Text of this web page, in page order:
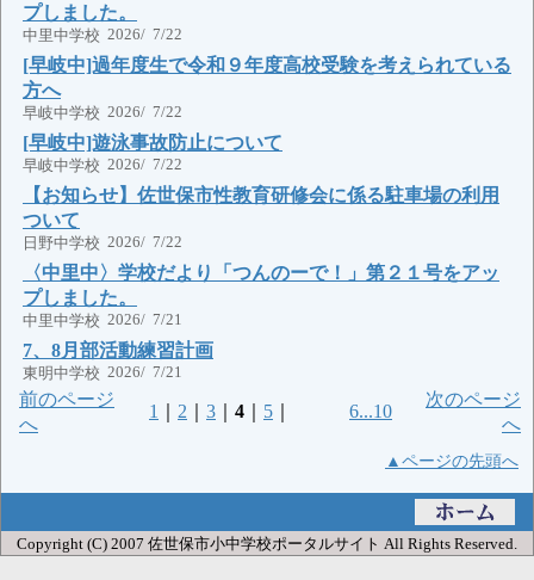
プしました。
中里中学校 2026/ 7/22
[早岐中]過年度生で令和９年度高校受験を考えられている
方へ
早岐中学校 2026/ 7/22
[早岐中]遊泳事故防止について
早岐中学校 2026/ 7/22
【お知らせ】佐世保市性教育研修会に係る駐車場の利用
ついて
日野中学校 2026/ 7/22
〈中里中〉学校だより「つんのーで！」第２１号をアッ
プしました。
中里中学校 2026/ 7/21
7、8月部活動練習計画
東明中学校 2026/ 7/21
前のページ
へ
1 2 3 4 5 6...10
次のページ
へ
▲ページの先頭へ
Copyright (C) 2007 佐世保市小中学校ポータルサイト All Rights Reserved.